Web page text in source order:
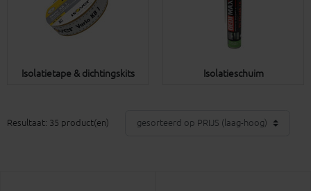
Isolatietape & dichtingskits Isolatieschuim
Resultaat: 35 product(en)